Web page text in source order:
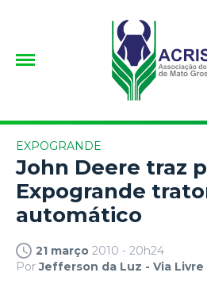
EXPOGRANDE
John Deere traz
Expogrande
automático
21 março 2010 - 20h24
PorJefferson da Luz - Via